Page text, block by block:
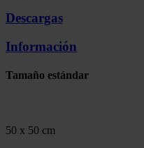
Descargas
Información
Tamaño estándar
50 x 50 cm